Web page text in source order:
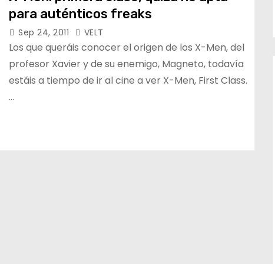
para auténticos freaks
Sep 24, 2011 VELT
Los que queráis conocer el origen de los X-Men, del
profesor Xavier y de su enemigo, Magneto, todavía
estáis a tiempo de ir al cine a ver X-Men, First Class.
…